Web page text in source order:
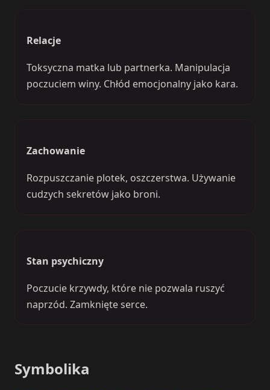
Relacje
Toksyczna matka lub partnerka. Manipulacja
poczuciem winy. Chłód emocjonalny jako kara.
Zachowanie
Rozpuszczanie plotek, oszczerstwa. Używanie
cudzych sekretów jako broni.
Stan psychiczny
Poczucie krzywdy, które nie pozwala ruszyć
naprzód. Zamknięte serce.
Symbolika